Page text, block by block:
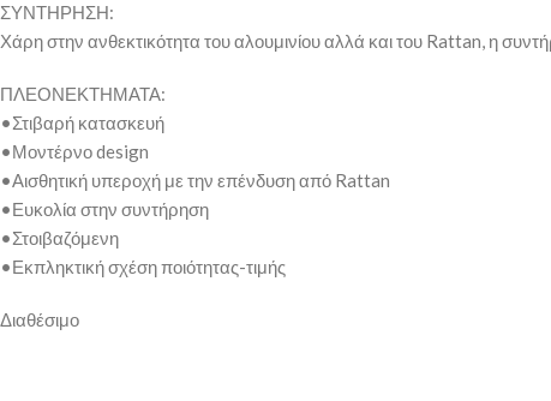
ΣΥΝΤΗΡΗΣΗ:
Χάρη στην ανθεκτικότητα του αλουμινίου αλλά και του Rattan, η
ΠΛΕΟΝΕΚΤΗΜΑΤΑ:
•Στιβαρή κατασκευή
•Μοντέρνο design
•Αισθητική υπεροχή με την επένδυση από Rattan
•Ευκολία στην συντήρηση
•Στοιβαζόμενη
•Εκπληκτική σχέση ποιότητας-τιμής
Διαθέσιμο